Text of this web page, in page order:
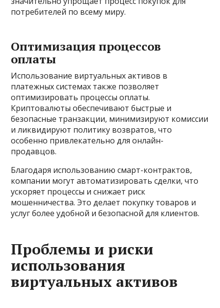
потребителей по всему миру.
Оптимизация процессов
оплаты
Использование виртуальных активов в
платежных системах также позволяет
оптимизировать процессы оплаты.
Криптовалюты обеспечивают быстрые и
безопасные транзакции, минимизируют комиссии
и ликвидируют политику возвратов, что
особенно привлекательно для онлайн-
продавцов.
Благодаря использованию смарт-контрактов,
компании могут автоматизировать сделки, что
ускоряет процессы и снижает риск
мошенничества. Это делает покупку товаров и
услуг более удобной и безопасной для клиентов.
Проблемы и риски
использования
виртуальных активов